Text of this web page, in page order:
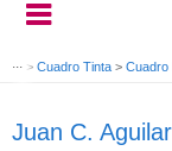
> Cuadro Tinta > Cuadro
Juan C. Aguilar